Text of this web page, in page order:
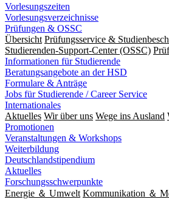
Vorlesungszeiten
Vorlesungsverzeichnisse
Prüfungen & OSSC
Übersicht Prüfungsservice &
Studierenden-Support-Center (OSSC)
Informationen für Studierende
Beratungsangebote an der HSD
Formulare & Anträge
Jobs für Studierende / Career Service
Internationales
Aktuelles Wir über uns Wege ins Ausland
Promotionen
Veranstaltungen & Workshops
Weiterbildung
Deutschlandstipendium
Aktuelles
Forschungsschwerpunkte
Energie ＆ Umwelt Kommunikation ＆